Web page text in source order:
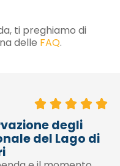
ti preghiamo di
delle FAQ.
di Scutari!
memorabile di